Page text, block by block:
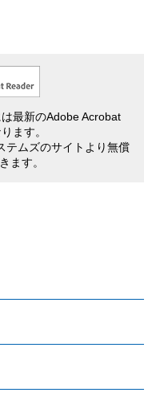
最新のAdobe Acrobat
ます。
テムズのサイトより無償
ます。